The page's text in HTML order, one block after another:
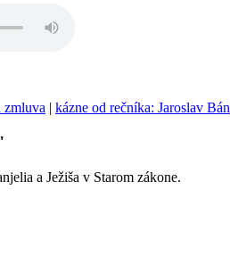
zmluva | kázne od rečníka: Jaroslav Bán
a Ježiša v Starom zákone.